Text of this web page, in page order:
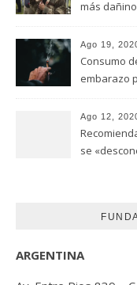
más
Ago 19,
Consumo
embarazo
Ago 12,
se
ARGENTINA